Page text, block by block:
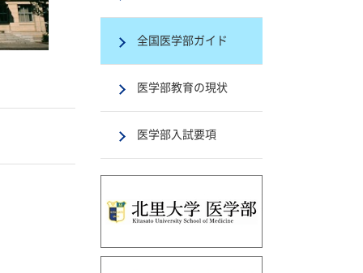
全国医学部ガイド
医学部教育の現状
医学部入試要項